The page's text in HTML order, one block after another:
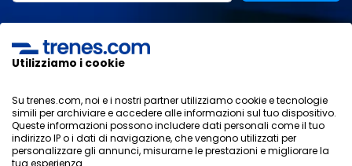
dei dati ,condizioni generali
Informativa sulla privacy
Condizioni generali
Politica sui cookies
Utilizziamo i cookie
Su trenes.com, noi e i nostri partner utilizziamo cookie e tecnologie
simili per archiviare e accedere alle informazioni sul tuo dispositivo.
Queste informazioni possono includere dati personali come il tuo
indirizzo IP o i dati di navigazione, che vengono utilizzati per
personalizzare gli annunci, misurarne le prestazioni e migliorare la
tua esperienza.